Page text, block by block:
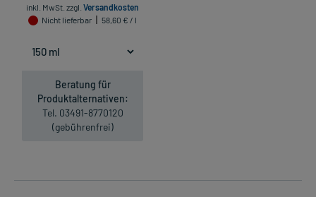
inkl. MwSt. zzgl. Versandkosten
Nicht lieferbar
58,60 € / l
Beratung für
Produktalternativen:
Tel. 03491-8770120
(gebührenfrei)